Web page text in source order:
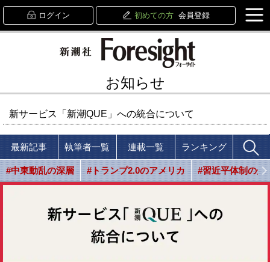
ログイン 初めての方 会員登録
お知らせ
新サービス「新潮QUE」への統合について
最新記事 執筆者一覧 連載一覧 ランキング
#中東動乱の深層 #トランプ2.0のアメリカ #習近平体制の光